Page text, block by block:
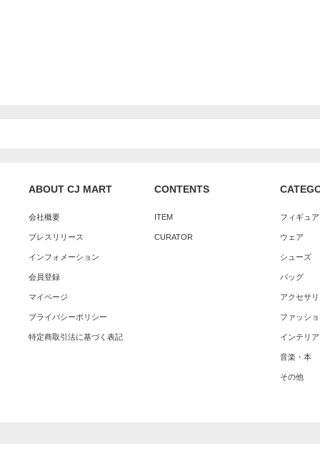
ABOUT CJ MART
会社概要
プレスリリース
インフォメーション
会員登録
マイページ
プライバシーポリシー
特定商取引法に基づく表記
CONTENTS
ITEM
CURATOR
フィギュ
ウェア
シューズ
バッグ
アクセサ
ファッシ
インテリア
音楽・本
その他